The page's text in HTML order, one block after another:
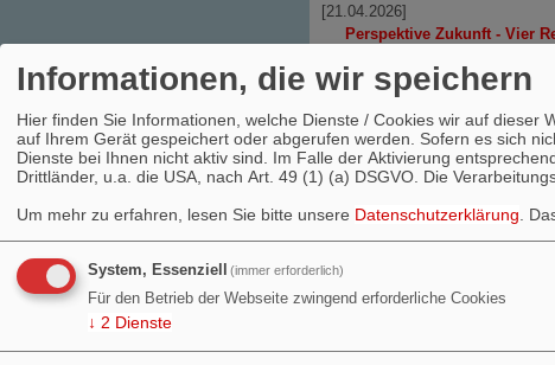
[21.04.2026]
Perspektive Zukunft - Vier
Mitgliederbefragung zur
Ältere Artikel »
Alle Artikel
RSS-Nachrichtenticker
© SPD 2009
Informationen, die wir speichern
Hier finden Sie Informationen, welche Dienste / Cookies wir auf
auf Ihrem Gerät gespeichert oder abgerufen werden. Sofern es sich
Dienste bei Ihnen nicht aktiv sind. Im Falle der Aktivierung
Drittländer, u.a. die USA, nach Art. 49 (1) (a) DSGVO. Die
Um mehr zu erfahren, lesen Sie bitte unsere Datenschutzerklärung .
System, Essenziell (immer erforderlich)
Für den Betrieb der Webseite zwingend erforderliche Cookies
↓ 2 Dienste